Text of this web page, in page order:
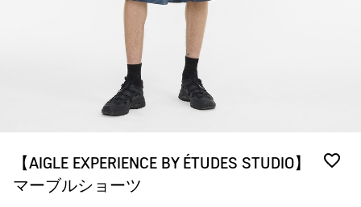
【AIGLE EXPERIENCE BY ÉTUDES STUDIO】
マーブルショーツ